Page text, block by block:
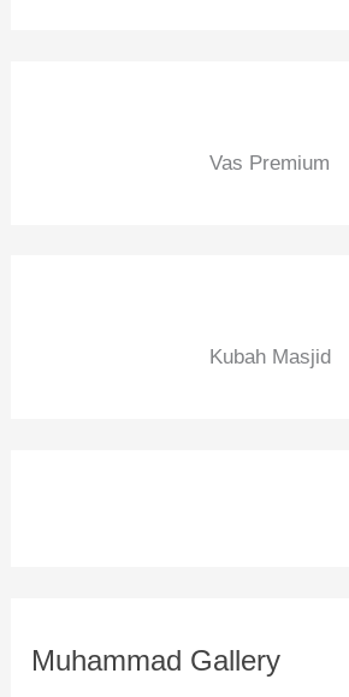
Vas Premium
Kubah Masjid
Muhammad Gallery